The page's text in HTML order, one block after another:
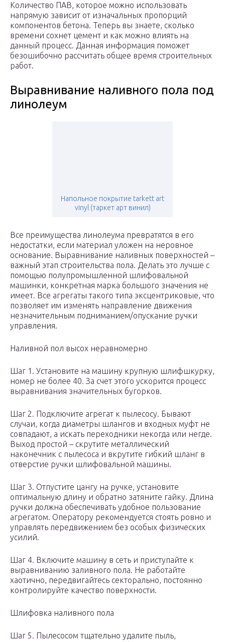
Количество ПАВ, которое можно использовать
напрямую зависит от изначальных пропорций
компонентов бетона. Теперь вы знаете, сколько
времени сохнет цемент и как можно влиять на
данный процесс. Данная информация поможет
безошибочно рассчитать общее время строительных
работ.
Выравнивание наливного пола под
линолеум
Напольное покрытие tarkett art
vinyl (таркет арт винил)
Все преимущества линолеума превратятся в его
недостатки, если материал уложен на неровное
основание. Выравнивание наливных поверхностей –
важный этап строительства пола. Делать это лучше с
помощью полупромышленной шлифовальной
машинки, конкретная марка большого значения не
имеет. Все агрегаты такого типа эксцентриковые, что
позволяет им изменять направление движения
незначительным подниманием/опускание ручки
управления.
Наливной пол высох неравномерно
Шаг 1. Установите на машину крупную шлифшкурку,
номер не более 40. За счет этого ускорится процесс
выравнивания значительных бугорков.
Шаг 2. Подключите агрегат к пылесосу. Бывают
случаи, когда диаметры шлангов и входных муфт не
совпадают, а искать переходники некогда или негде.
Выход простой – скрутите металлический
наконечник с пылесоса и вкрутите гибкий шланг в
отверстие ручки шлифовальной машины.
Шаг 3. Отпустите цангу на ручке, установите
оптимальную длину и обратно затяните гайку. Длина
ручки должна обеспечивать удобное пользование
агрегатом. Оператору рекомендуется стоять ровно и
управлять передвижением без особых физических
усилий.
Шаг 4. Включите машину в сеть и приступайте к
выравниванию заливного пола. Не работайте
хаотично, передвигайтесь секторально, постоянно
контролируйте качество поверхности.
Шлифовка наливного пола
Шаг 5. Пылесосом тщательно удалите пыль,